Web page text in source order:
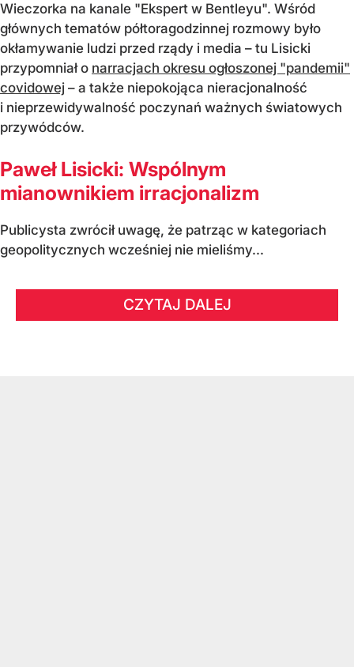
Wieczorka na kanale "Ekspert w Bentleyu". Wśród
głównych tematów półtoragodzinnej rozmowy było
okłamywanie ludzi przed rządy i media – tu Lisicki
przypomniał o narracjach okresu ogłoszonej "pandemii"
covidowej – a także niepokojąca nieracjonalność
i nieprzewidywalność poczynań ważnych światowych
przywódców.
Paweł Lisicki: Wspólnym
mianownikiem irracjonalizm
Publicysta zwrócił uwagę, że patrząc w kategoriach
geopolitycznych wcześniej nie mieliśmy...
CZYTAJ DALEJ